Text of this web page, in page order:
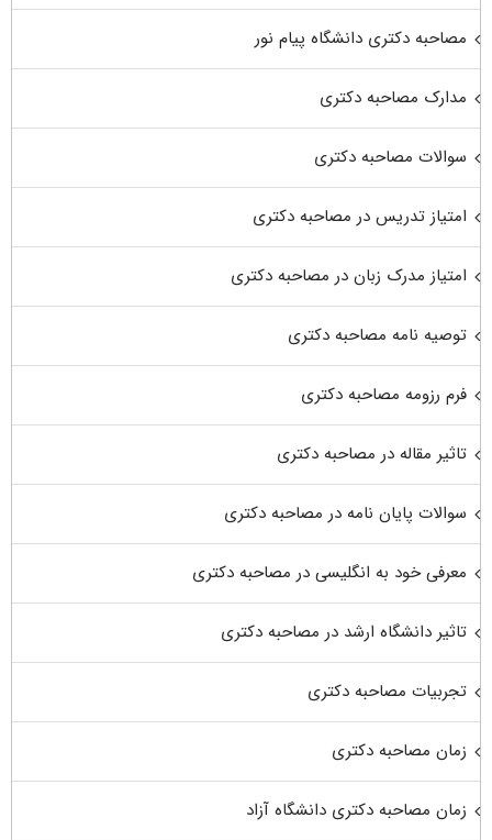
مصاحبه دکتری دانشگاه پیام نور
مدارک مصاحبه دکتری
سوالات مصاحبه دکتری
امتیاز تدریس در مصاحبه دکتری
امتیاز مدرک زبان در مصاحبه دکتری
توصیه نامه مصاحبه دکتری
فرم رزومه مصاحبه دکتری
تاثیر مقاله در مصاحبه دکتری
سوالات پایان نامه در مصاحبه دکتری
معرفی خود به انگلیسی در مصاحبه دکتری
تاثیر دانشگاه ارشد در مصاحبه دکتری
تجربیات مصاحبه دکتری
زمان مصاحبه دکتری
زمان مصاحبه دکتری دانشگاه آزاد